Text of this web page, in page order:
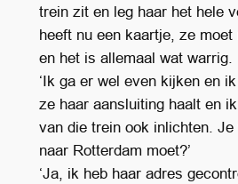
trein zit en leg haar het hele
heeft nu een kaartje, ze moet
en het is allemaal wat warrig.
‘Ik ga er wel even kijken en
ze haar aansluiting haalt en
van die trein ook inlichten.
naar Rotterdam moet?’
‘Ja, ik heb haar adres